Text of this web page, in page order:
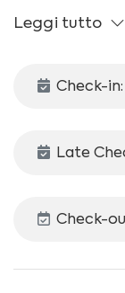
meraviglioso
L’alloggio si
***Possibilità di
Lo spazio
Leggi tutto
Check-in:
Late
Check-